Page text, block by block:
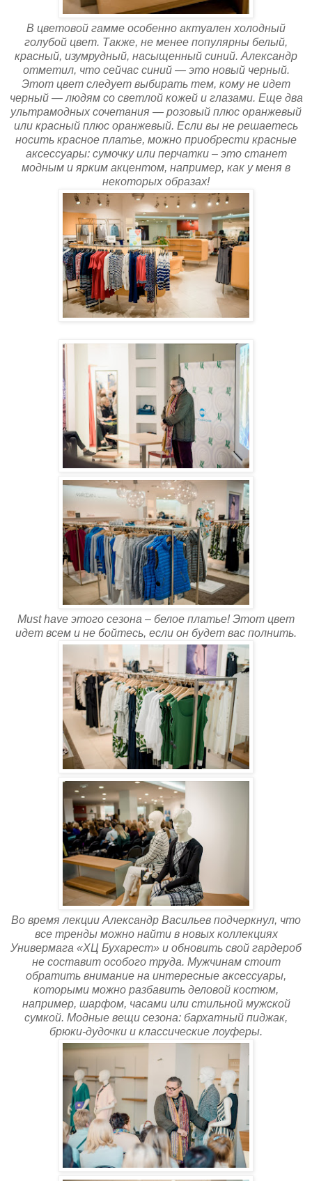
В цветовой гамме особенно актуален холодный
голубой цвет. Также, не менее популярны белый,
красный, изумрудный, насыщенный синий. Александр
отметил, что сейчас синий — это новый черный.
Этот цвет следует выбирать тем, кому не идет
черный — людям со светлой кожей и глазами. Еще два
ультрамодных сочетания — розовый плюс оранжевый
или красный плюс оранжевый. Если вы не решаетесь
носить красное платье, можно приобрести красные
аксессуары: сумочку или перчатки – это станет
модным и ярким акцентом, например, как у меня в
некоторых образах!
Must have этого сезона – белое платье! Этот цвет
идет всем и не бойтесь, если он будет вас полнить.
Во время лекции Александр Васильев подчеркнул, что
все тренды можно найти в новых коллекциях
Универмага «ХЦ Бухарест» и обновить свой гардероб
не составит особого труда. Мужчинам стоит
обратить внимание на интересные аксессуары,
которыми можно разбавить деловой костюм,
например, шарфом, часами или стильной мужской
сумкой. Модные вещи сезона: бархатный пиджак,
брюки-дудочки и классические лоуферы.